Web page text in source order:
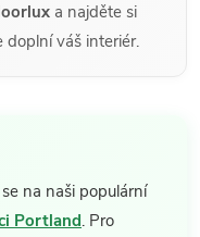
a najděte si
doplní váš interiér.
na naši populární
Portland. Pro